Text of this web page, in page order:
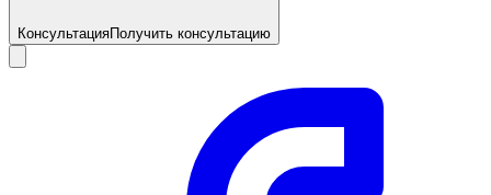
КонсультацияПолучить консультацию